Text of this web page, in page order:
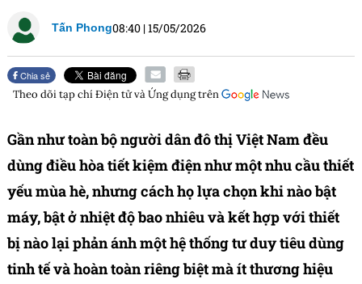
Tấn Phong08:40 |15/05/2026
Chia sẻ
Theo dõi tạp chíĐiện tử và Ứng dụngtrên
Gần như toàn bộ người dân đô thị Việt Nam đều
dùng điều hòa tiết kiệm điện như một nhu cầu thiết
yếu mùa hè, nhưng cách họ lựa chọn khi nào bật
máy, bật ở nhiệt độ bao nhiêu và kết hợp với thiết
bị nào lại phản ánh một hệ thống tư duy tiêu dùng
tinh tế và hoàn toàn riêng biệt mà ít thương hiệu